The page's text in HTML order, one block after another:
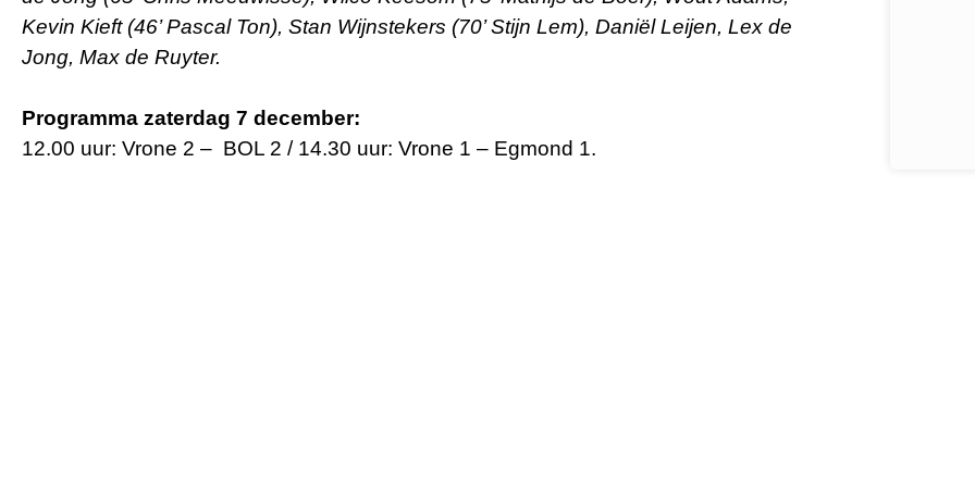
Kevin Kieft (46’ Pascal Ton), Stan Wijnstekers (70’ Stijn Lem), Daniël Leijen, Lex de
Jong, Max de Ruyter.
Programma zaterdag 7 december:
12.00 uur: Vrone 2 – BOL 2 / 14.30 uur: Vrone 1 – Egmond 1.